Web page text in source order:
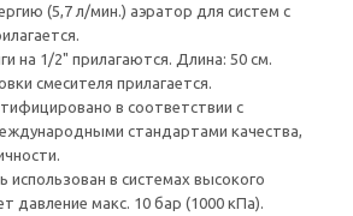
(5,7 л/мин.) аэратор для систем с
на 1/2" прилагаются. Длина: 50 см.
смесителя прилагается.
в соответствии с
стандартами качества,
в системах высокого
давление макс. 10 бар (1000 кПа).